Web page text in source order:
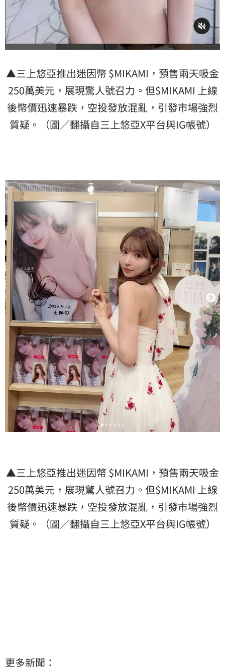
▲三上悠亞推出迷因幣 $MIKAMI，預售兩天吸金
250萬美元，展現驚人號召力。但$MIKAMI 上線
後幣價迅速暴跌，空投發放混亂，引發市場強烈
質疑。（圖／翻攝自三上悠亞X平台與IG帳號）
▲三上悠亞推出迷因幣 $MIKAMI，預售兩天吸金
250萬美元，展現驚人號召力。但$MIKAMI 上線
後幣價迅速暴跌，空投發放混亂，引發市場強烈
質疑。（圖／翻攝自三上悠亞X平台與IG帳號）
更多新聞：